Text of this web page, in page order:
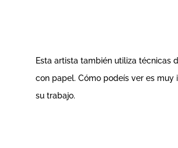
Esta artista también utiliza técnicas
con papel. Cómo podeís ver es muy
su trabajo.